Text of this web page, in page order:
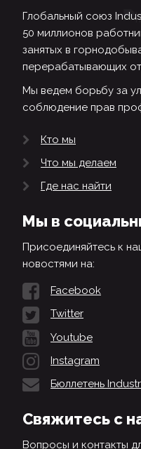
Глобальный союз
50 миллионов
занятых в
перерабатывающих
Мы ведем борьбу за
соблюдение прав
Кто мы
Что мы делаем
Где нас найти
Мы в
Присоединяйтесь к
новостями на:
Facebook
Twitter
Youtube
Instagram
Бюллетень
Свяжитесь с
Вопросы и контакты